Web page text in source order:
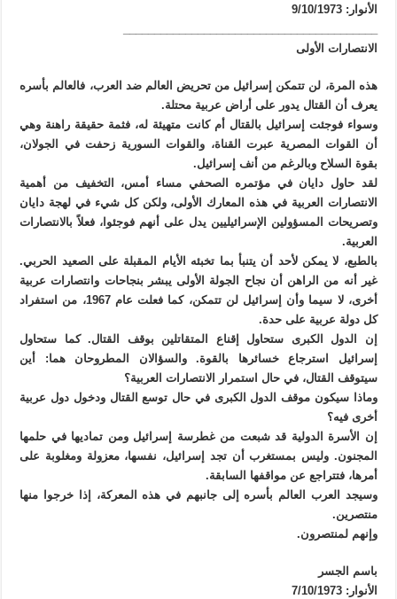
الأنوار: 9/10/1973
الانتصارات الأولى
هذه المرة، لن تتمكن إسرائيل من تحريض العالم ضد العرب، فالعالم بأسره
يعرف أن القتال يدور على أراض عربية محتلة.
وسواء فوجئت إسرائيل بالقتال أم كانت متهيئة له، فثمة حقيقة راهنة وهي
أن القوات المصرية عبرت القناة، والقوات السورية زحفت في الجولان،
بقوة السلاح وبالرغم من أنف إسرائيل.
لقد حاول دايان في مؤتمره الصحفي مساء أمس، التخفيف من أهمية
الانتصارات العربية في هذه المعارك الأولى، ولكن كل شيء في لهجة دايان
وتصريحات المسؤولين الإسرائيليين يدل على أنهم فوجئوا، فعلاً بالانتصارات
العربية.
بالطبع، لا يمكن لأحد أن يتنبأ بما تخبئه الأيام المقبلة على الصعيد الحربي.
غير أنه من الراهن أن نجاح الجولة الأولى يبشر بنجاحات وانتصارات عربية
أخرى، لا سيما وأن إسرائيل لن تتمكن، كما فعلت عام 1967، من استفراد
كل دولة عربية على حدة.
إن الدول الكبرى ستحاول إقناع المتقاتلين بوقف القتال. كما ستحاول
إسرائيل استرجاع خسائرها بالقوة. والسؤالان المطروحان هما: أين
سيتوقف القتال، في حال استمرار الانتصارات العربية؟
وماذا سيكون موقف الدول الكبرى في حال توسع القتال ودخول دول عربية
أخرى فيه؟
إن الأسرة الدولية قد شبعت من غطرسة إسرائيل ومن تماديها في حلمها
المجنون. وليس بمستغرب أن تجد إسرائيل، نفسها، معزولة ومغلوبة على
أمرها، فتتراجع عن مواقفها السابقة.
وسيجد العرب العالم بأسره إلى جانبهم في هذه المعركة، إذا خرجوا منها
منتصرين.
وإنهم لمنتصرون.
باسم الجسر
الأنوار: 7/10/1973